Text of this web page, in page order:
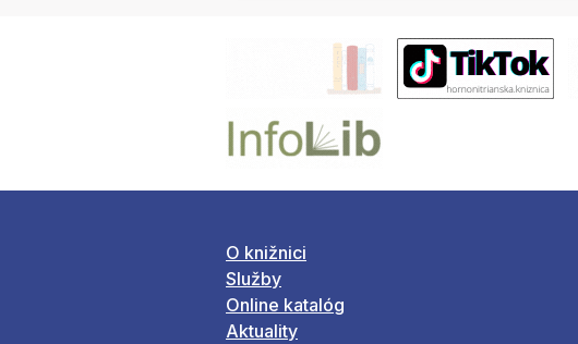
O knižnici
Služby
Online katalóg
Aktuality